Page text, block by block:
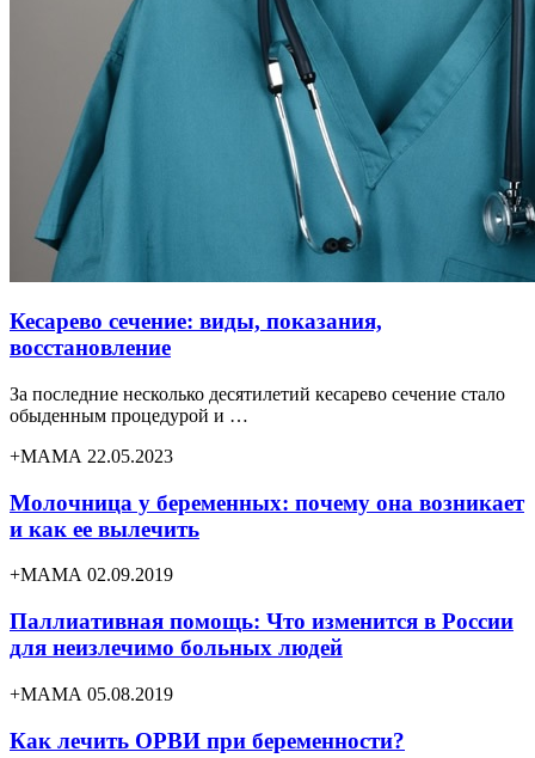
Кесарево сечение: виды, показания,
восстановление
За последние несколько десятилетий кесарево сечение стало
обыденным процедурой и …
+МАМА 22.05.2023
Молочница у беременных: почему она возникает
и как ее вылечить
+МАМА 02.09.2019
Паллиативная помощь: Что изменится в России
для неизлечимо больных людей
+МАМА 05.08.2019
Как лечить ОРВИ при беременности?